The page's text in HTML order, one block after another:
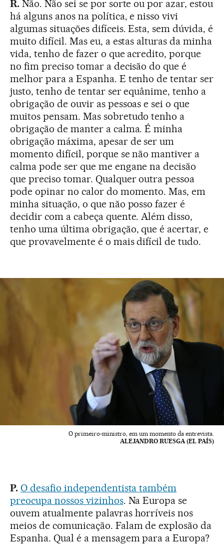
R. Não. Não sei se por sorte ou por azar, estou
há alguns anos na política, e nisso vivi
algumas situações difíceis. Esta, sem dúvida, é
muito difícil. Mas eu, a estas alturas da minha
vida, tenho de fazer o que acredito, porque
no fim preciso tomar a decisão do que é
melhor para a Espanha. E tenho de tentar ser
justo, tenho de tentar ser equânime, tenho a
obrigação de ouvir as pessoas e sei o que
muitos pensam. Mas sobretudo tenho a
obrigação de manter a calma. É minha
obrigação máxima, apesar de ser um
momento difícil, porque se não mantiver a
calma pode ser que me engane na decisão
que preciso tomar. Qualquer outra pessoa
pode opinar no calor do momento. Mas, em
minha situação, o que não posso fazer é
decidir com a cabeça quente. Além disso,
tenho uma última obrigação, que é acertar, e
que provavelmente é o mais difícil de tudo.
O primeiro-ministro, em um momento da entrevista.
ALEJANDRO RUESGA (EL PAÍS)
P. O desafio independentista também
preocupa nossos vizinhos. Na Europa se
ouvem atualmente palavras horríveis nos
meios de comunicação. Falam de explosão da
Espanha. Qual é a mensagem para a Europa?